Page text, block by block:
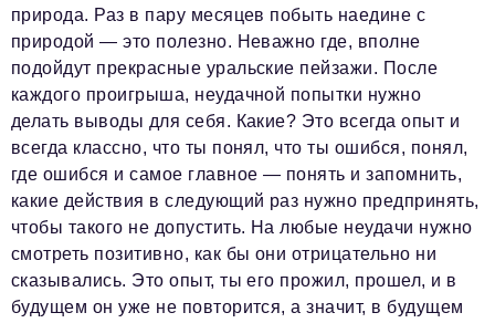
природа. Раз в пару месяцев побыть наедине с
природой — это полезно. Неважно где, вполне
подойдут прекрасные уральские пейзажи. После
каждого проигрыша, неудачной попытки нужно
делать выводы для себя. Какие? Это всегда опыт и
всегда классно, что ты понял, что ты ошибся, понял,
где ошибся и самое главное — понять и запомнить,
какие действия в следующий раз нужно предпринять,
чтобы такого не допустить. На любые неудачи нужно
смотреть позитивно, как бы они отрицательно ни
сказывались. Это опыт, ты его прожил, прошел, и в
будущем он уже не повторится, а значит, в будущем